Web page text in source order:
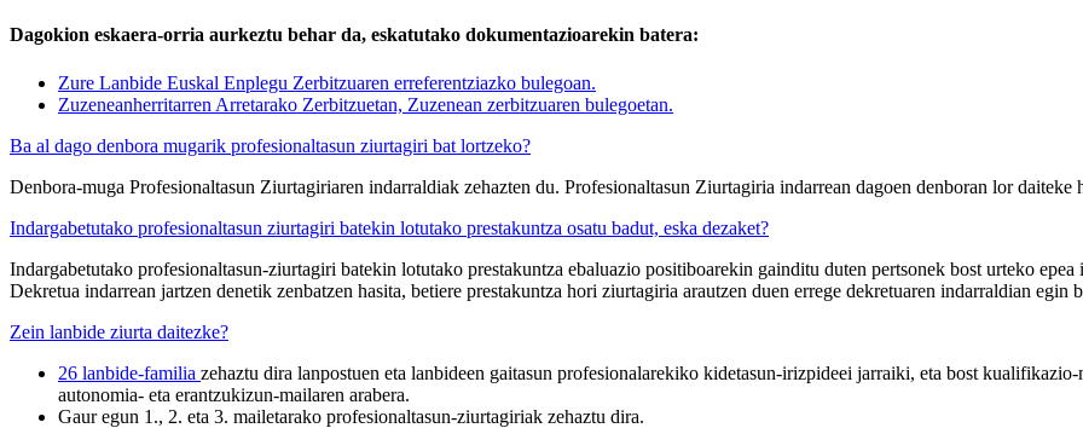
Dagokion eskaera-orria aurkeztu behar da, eskatutako dokumentazioarekin batera:
Zure Lanbide Euskal Enplegu Zerbitzuaren erreferentziazko bulegoan.
Zuzeneanherritarren Arretarako Zerbitzuetan, Zuzenean zerbitzuaren bulegoetan.
Ba al dago denbora mugarik profesionaltasun ziurtagiri bat lortzeko?
Denbora-muga Profesionaltasun Ziurtagiriaren indarraldiak zehazten du. Profesionaltasun Ziurtagiria indarrean dagoen denboran lor
Indargabetutako profesionaltasun ziurtagiri batekin lotutako prestakuntza osatu badut, eska dezaket?
Indargabetutako profesionaltasun-ziurtagiri batekin lotutako prestakuntza ebaluazio positiboarekin gainditu duten pertsonek bost urteko
Dekretua indarrean jartzen denetik zenbatzen hasita, betiere prestakuntza hori ziurtagiria arautzen duen errege dekretuaren indarraldian egin
Zein lanbide ziurta daitezke?
26 lanbide-familia zehaztu dira lanpostuen eta lanbideen gaitasun profesionalarekiko kidetasun-irizpideei jarraiki, eta bost
autonomia- eta erantzukizun-mailaren arabera.
Gaur egun 1., 2. eta 3. mailetarako profesionaltasun-ziurtagiriak zehaztu dira.